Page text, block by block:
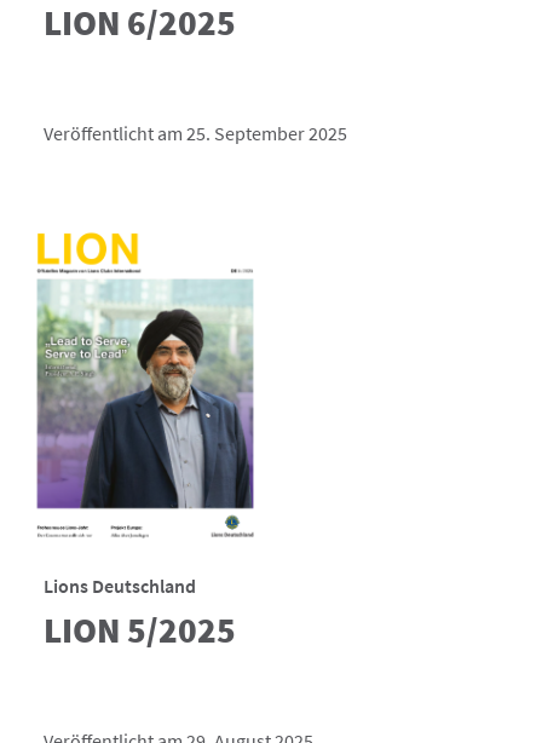
LION 6/2025
Veröffentlicht am 25. September 2025
Lions Deutschland
LION 5/2025